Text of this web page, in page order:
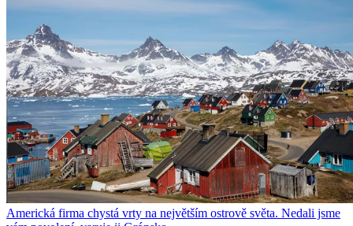
Americká firma chystá vrty na největším ostrově světa. Nedali jsme